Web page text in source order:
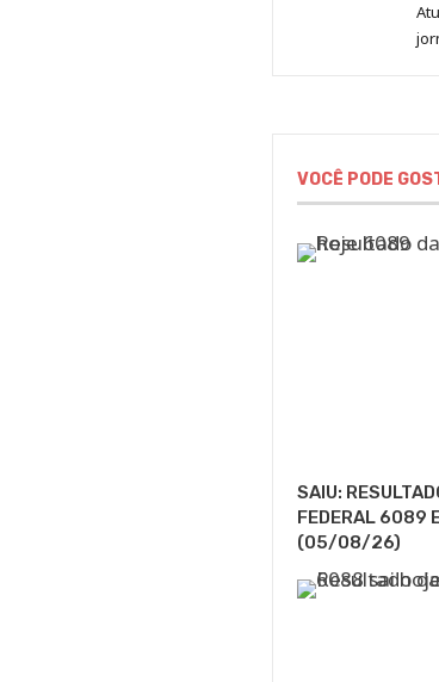
VOCÊ PODE
SAIU:
FEDERAL 6089
(05/08/26)